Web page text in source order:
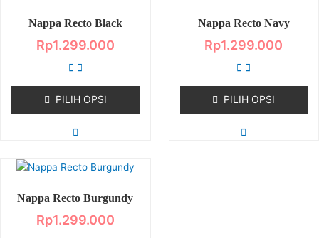
Nappa Recto Black
Rp1.299.000
PILIH OPSI
memiliki
beberapa
Pilihan
ini
dapat
diambil
di
produk
Nappa Recto Navy
Rp1.299.000
PILIH OPSI
memiliki
beberapa
Pilihan
ini
dapat
diambil
Nappa Recto Burgundy
Rp1.299.000
Produk
memiliki
beberapa